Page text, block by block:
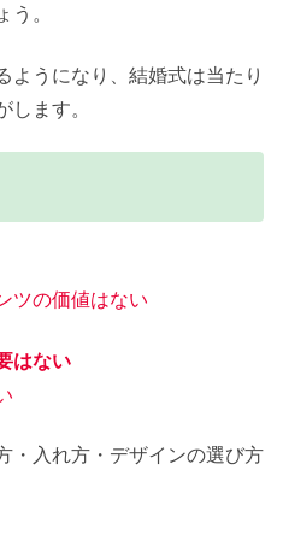
う。
ようになり、結婚式は当たり
ます。
ツの価値はない
はない